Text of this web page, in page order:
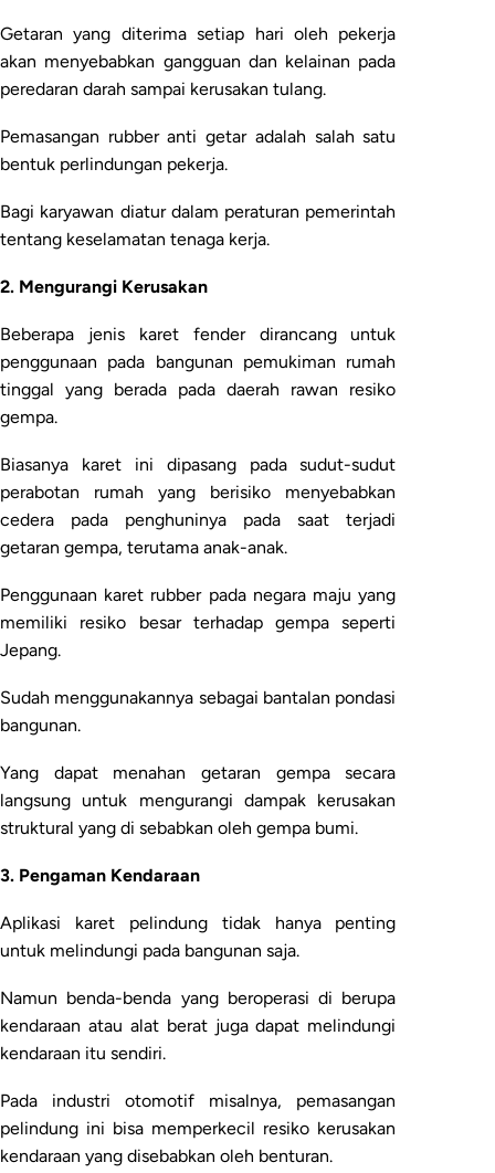
Getaran yang diterima setiap hari oleh pekerja
akan menyebabkan gangguan dan kelainan pada
peredaran darah sampai kerusakan tulang.
Pemasangan rubber anti getar adalah salah satu
bentuk perlindungan pekerja.
Bagi karyawan diatur dalam peraturan pemerintah
tentang keselamatan tenaga kerja.
2. Mengurangi Kerusakan
Beberapa jenis karet fender dirancang untuk
penggunaan pada bangunan pemukiman rumah
tinggal yang berada pada daerah rawan resiko
gempa.
Biasanya karet ini dipasang pada sudut-sudut
perabotan rumah yang berisiko menyebabkan
cedera pada penghuninya pada saat terjadi
getaran gempa, terutama anak-anak.
Penggunaan karet rubber pada negara maju yang
memiliki resiko besar terhadap gempa seperti
Jepang.
Sudah menggunakannya sebagai bantalan pondasi
bangunan.
Yang dapat menahan getaran gempa secara
langsung untuk mengurangi dampak kerusakan
struktural yang di sebabkan oleh gempa bumi.
3. Pengaman Kendaraan
Aplikasi karet pelindung tidak hanya penting
untuk melindungi pada bangunan saja.
Namun benda-benda yang beroperasi di berupa
kendaraan atau alat berat juga dapat melindungi
kendaraan itu sendiri.
Pada industri otomotif misalnya, pemasangan
pelindung ini bisa memperkecil resiko kerusakan
kendaraan yang disebabkan oleh benturan.